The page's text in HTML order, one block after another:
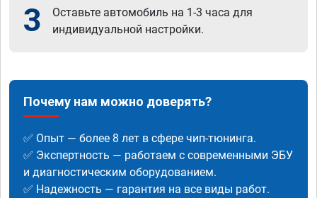
3
Оставьте автомобиль на 1-3 часа для
индивидуальной настройки.
Почему нам можно доверять?
✅ Опыт — более 8 лет в сфере чип-тюнинга.
✅ Экспертность — работаем с современными ЭБУ
и диагностическим оборудованием.
✅ Надежность — гарантия на все виды работ.